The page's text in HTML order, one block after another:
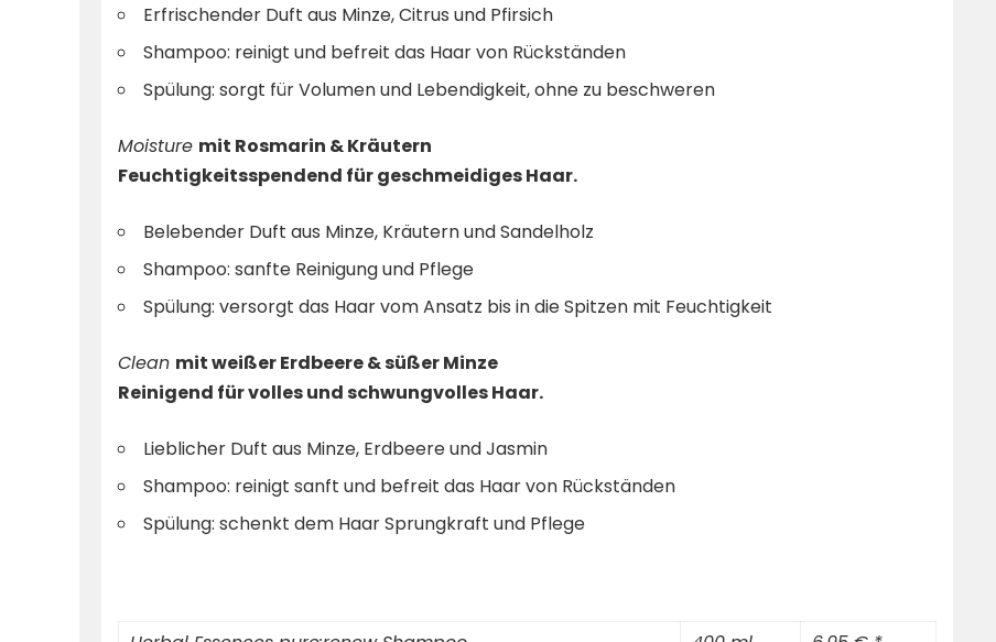
Erfrischender Duft aus Minze, Citrus und Pfirsich
Shampoo: reinigt und befreit das Haar von Rückständen
Spülung: sorgt für Volumen und Lebendigkeit, ohne zu beschweren
Moisture mit Rosmarin & Kräutern
Feuchtigkeitsspendend für geschmeidiges Haar.
Belebender Duft aus Minze, Kräutern und Sandelholz
Shampoo: sanfte Reinigung und Pflege
Spülung: versorgt das Haar vom Ansatz bis in die Spitzen mit Feuchtigkeit
Clean mit weißer Erdbeere & süßer Minze
Reinigend für volles und schwungvolles Haar.
Lieblicher Duft aus Minze, Erdbeere und Jasmin
Shampoo: reinigt sanft und befreit das Haar von Rückständen
Spülung: schenkt dem Haar Sprungkraft und Pflege